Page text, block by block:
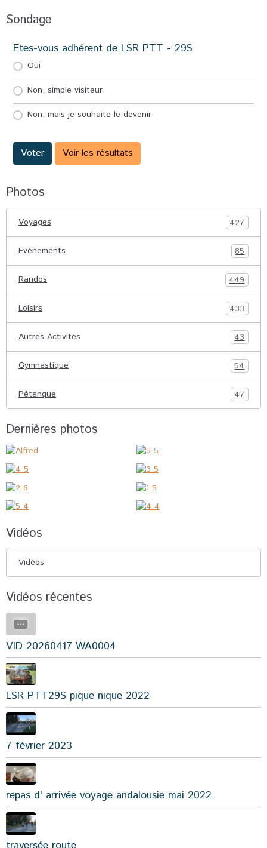
Sondage
Etes-vous adhérent de LSR PTT - 29S
Oui
Non, simple visiteur
Non, mais je souhaite le devenir
Voter Voir les résultats
Photos
Voyages 427
Evénements 85
Randos 449
Loisirs 433
Autres Activités 43
Gymnastique 54
Pétanque 47
Dernières photos
Vidéos
Vidéos
Vidéos récentes
VID 20260417 WA0004
LSR PTT29S pique nique 2022
7 février 2023
repas d' arrivée voyage andalousie mai 2022